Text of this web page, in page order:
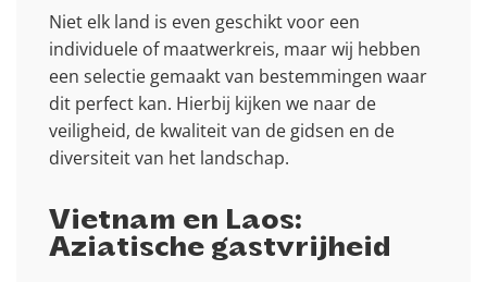
Niet elk land is even geschikt voor een
individuele of maatwerkreis, maar wij hebben
een selectie gemaakt van bestemmingen waar
dit perfect kan. Hierbij kijken we naar de
veiligheid, de kwaliteit van de gidsen en de
diversiteit van het landschap.
Vietnam en Laos:
Aziatische gastvrijheid